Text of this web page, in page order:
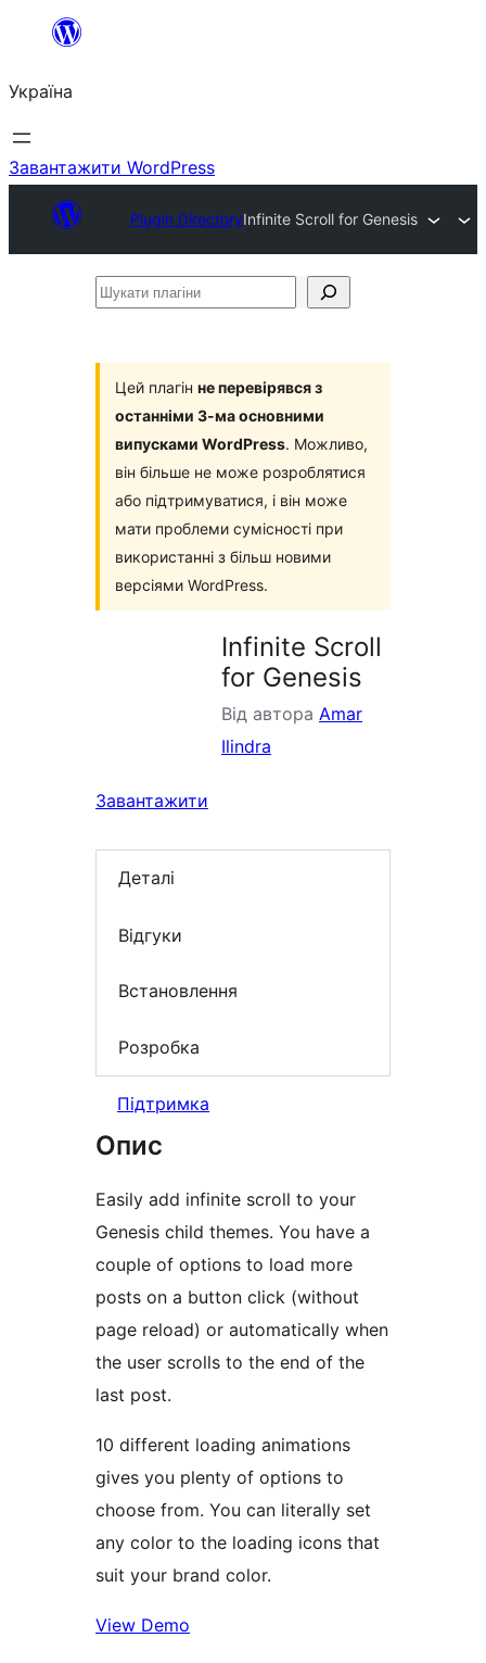
Перейти
вмісту
Україна
Завантажити WordPress
Plugin DirectoryInfinite Scroll for Genesis
Шукати
Цей плагін не перевірявся з
останніми 3-ма основними
випусками WordPress. Можливо,
він більше не може розроблятися
або підтримуватися, і він може
мати проблеми сумісності при
використанні з більш новими
версіями WordPress.
Infinite Scroll
for Genesis
Від автора Amar
Ilindra
Завантажити
Деталі
Відгуки
Встановлення
Розробка
Підтримка
Опис
Easily add infinite scroll to your
Genesis child themes. You have a
couple of options to load more
posts on a button click (without
page reload) or automatically when
the user scrolls to the end of the
last post.
10 different loading animations
gives you plenty of options to
choose from. You can literally set
any color to the loading icons that
suit your brand color.
View Demo